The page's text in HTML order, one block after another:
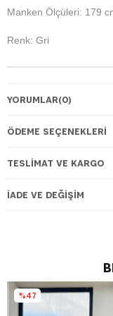
Manken Ölçüleri: 179
Renk: Gri
YORUMLAR(0)
ÖDEME SEÇENEKLERI
TESLIMAT VE KARGO
İADE VE DEĞIŞIM
%47